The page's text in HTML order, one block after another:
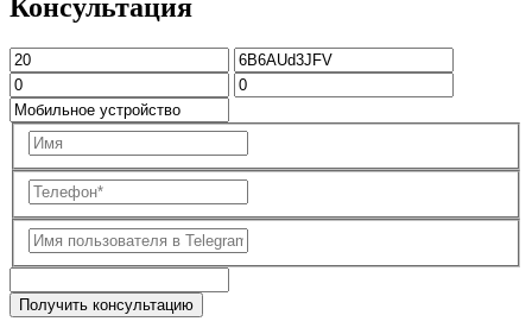
Консультация
Получить консультацию